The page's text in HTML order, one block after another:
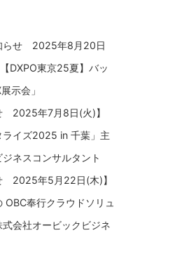
らせ 2025年8月20日
DXPO東京25夏】バッ
示会」
2025年7月8日(火)】
ライズ2025 in 千葉」主
ネスコンサルタント
2025年5月22日(木)】
OBC奉行クラウドソリュ
会社オービックビジネ